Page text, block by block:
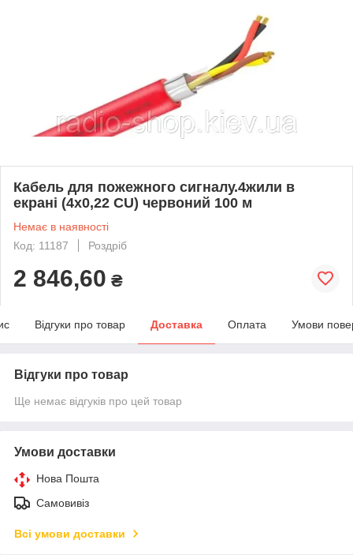
Кабель для пожежного сигналу.4жили в
екрані (4х0,22 CU) червоний 100 м
Немає в наявності
Код: 11187
Роздріб
2 846,60 ₴
Відгуки про товар Доставка Оплата Умови
Відгуки про товар
Ще немає відгуків про цей товар
Умови доставки
Нова Пошта
Самовивіз
Всі умови доставки